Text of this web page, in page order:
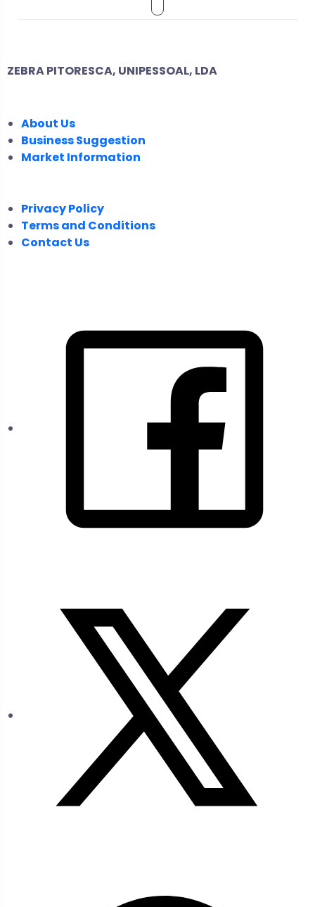
ZEBRA PITORESCA, UNIPESSOAL, LDA
About Us
Business Suggestion
Market Information
Privacy Policy
Terms and Conditions
Contact Us